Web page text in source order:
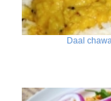
Daal